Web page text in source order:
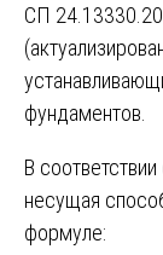
СП
фундаментов.
В
несущая
формуле: